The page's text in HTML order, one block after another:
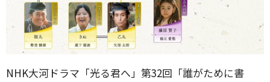
NHK大河ドラマ「光る君へ」第32回「誰がために書